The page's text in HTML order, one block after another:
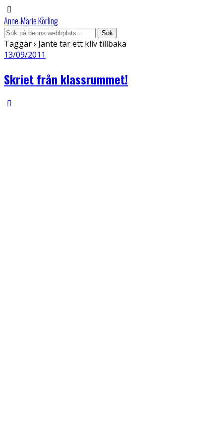
Anne-Marie Körling
Taggar › Jante tar ett kliv tillbaka
13/09/2011
Skriet från klassrummet!